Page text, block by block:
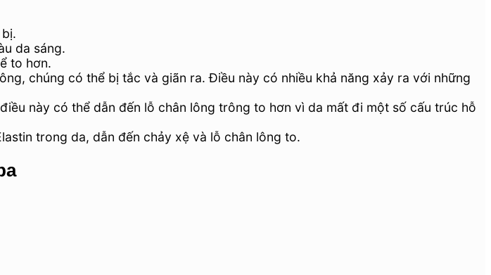
da sáng.
to hơn.
chúng có thể bị tắc và giãn ra. Điều này có nhiều khả năng xảy ra với những
này có thể dẫn đến lỗ chân lông trông to hơn vì da mất đi một số cấu trúc hỗ
trong da, dẫn đến chảy xệ và lỗ chân lông to.